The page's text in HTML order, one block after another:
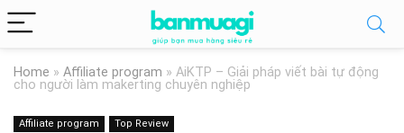
Home » Affiliate program » AiKTP – Giải pháp viết bài tự động
cho người làm makerting chuyên nghiệp
Affiliate program Top Review